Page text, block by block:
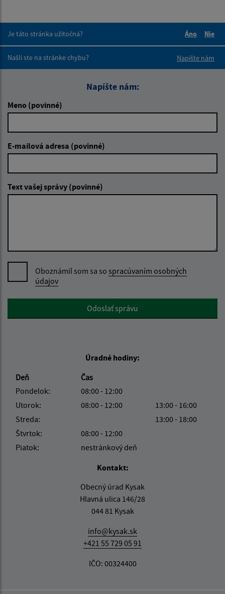
Je táto stránka užitočná?
Áno
Nie
Našli ste na stránke chybu?
Napíšte nám
Napíšte nám:
Meno (povinné)
E-mailová adresa (povinné)
Text vašej správy (povinné)
Oboznámil som sa so spracúvaním osobných
údajov
Google reCaptcha ResponseOdoslať správu
Úradné hodiny:
Deň
Čas
Pondelok:
08:00 - 12:00
Utorok:
08:00 - 12:00
13:00 - 16:00
Streda:
13:00 - 18:00
Štvrtok:
08:00 - 12:00
Piatok:
nestránkový deň
Kontakt:
Obecný úrad Kysak
Hlavná ulica 146/28
044 81 Kysak
info@kysak.sk
+421 55 729 05 91
IČO: 00324400